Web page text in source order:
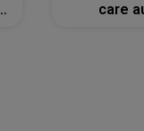
care